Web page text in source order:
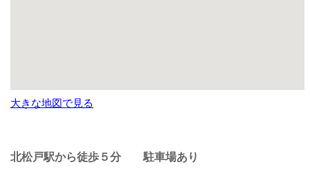
大きな地図で見る
北松戸駅から徒歩５分 駐車場あり